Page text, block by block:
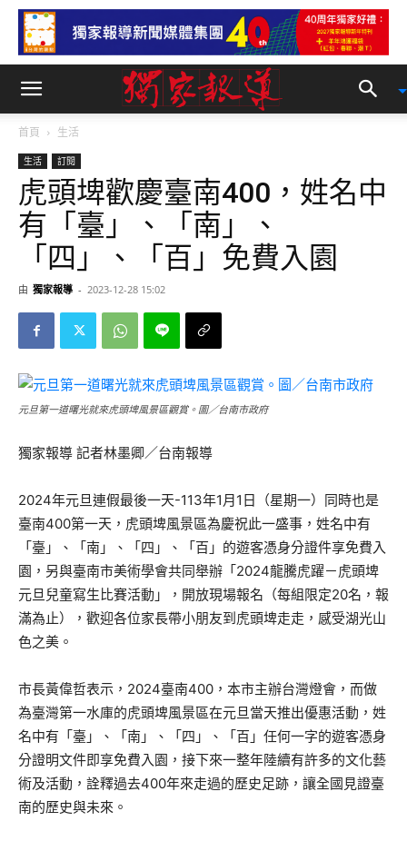
首頁 生活
生活 訂閱
虎頭埤歡慶臺南400，姓名中
有「臺」、「南」、
「四」、「百」免費入園
由 獨家報導 - 2023-12-28 15:02
元旦第一道曙光就來虎頭埤風景區觀賞。圖／台南市政府
獨家報導 記者林墨卿／台南報導
2024年元旦連假最後一天-113年1月1日（星期一）同時也是
臺南400第一天，虎頭埤風景區為慶祝此一盛事，姓名中有
「臺」、「南」、「四」、「百」的遊客憑身分證件享免費入
園，另與臺南市美術學會共同舉辦「2024龍騰虎躍－虎頭埤
元旦兒童寫生比賽活動」，開放現場報名（每組限定20名，報
滿為止），歡迎各位家長帶小朋友到虎頭埤走走，感受湖光山
色之美。
市長黃偉哲表示，2024臺南400，本市主辦台灣燈會，而做
為臺灣第一水庫的虎頭埤風景區在元旦當天推出優惠活動，姓
名中有「臺」、「南」、「四」、「百」任何一字的遊客憑身
分證明文件即享免費入園，接下來一整年陸續有許多的文化藝
術及活動，詮釋過去400年來走過的歷史足跡，讓全國見證臺
南的歷史與未來。